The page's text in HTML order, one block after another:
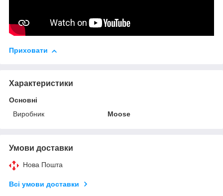
Приховати
Характеристики
Основні
Виробник
Moose
Умови доставки
Нова Пошта
Всі умови доставки